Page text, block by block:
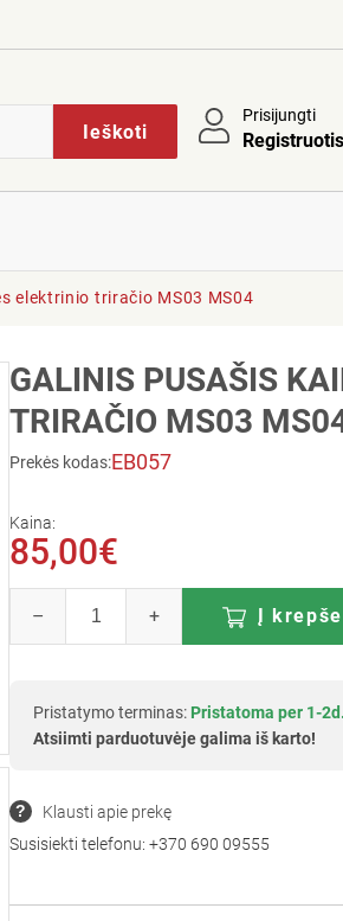
Ieškoti
Prisijungti
Registruotis
elektrinio triračio MS03 MS04
GALINIS PUSAŠIS
TRIRAČIO MS03
Prekės kodas:EB057
Kaina:
85,00€
– + Į
Pristatymo terminas: Pristatoma per 1-
Atsiimti parduotuvėje galima iš karto!
Klausti apie prekę
Susisiekti telefonu: +370 690 09555